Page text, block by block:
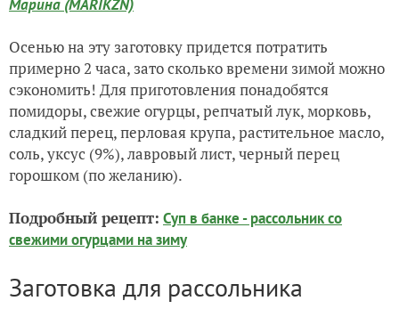
Марина (MARIKZN)
Осенью на эту заготовку придется потратить
примерно 2 часа, зато сколько времени зимой можно
сэкономить! Для приготовления понадобятся
помидоры, свежие огурцы, репчатый лук, морковь,
сладкий перец, перловая крупа, растительное масло,
соль, уксус (9%), лавровый лист, черный перец
горошком (по желанию).
Подробный рецепт: Суп в банке - рассольник со
свежими огурцами на зиму
Заготовка для рассольника